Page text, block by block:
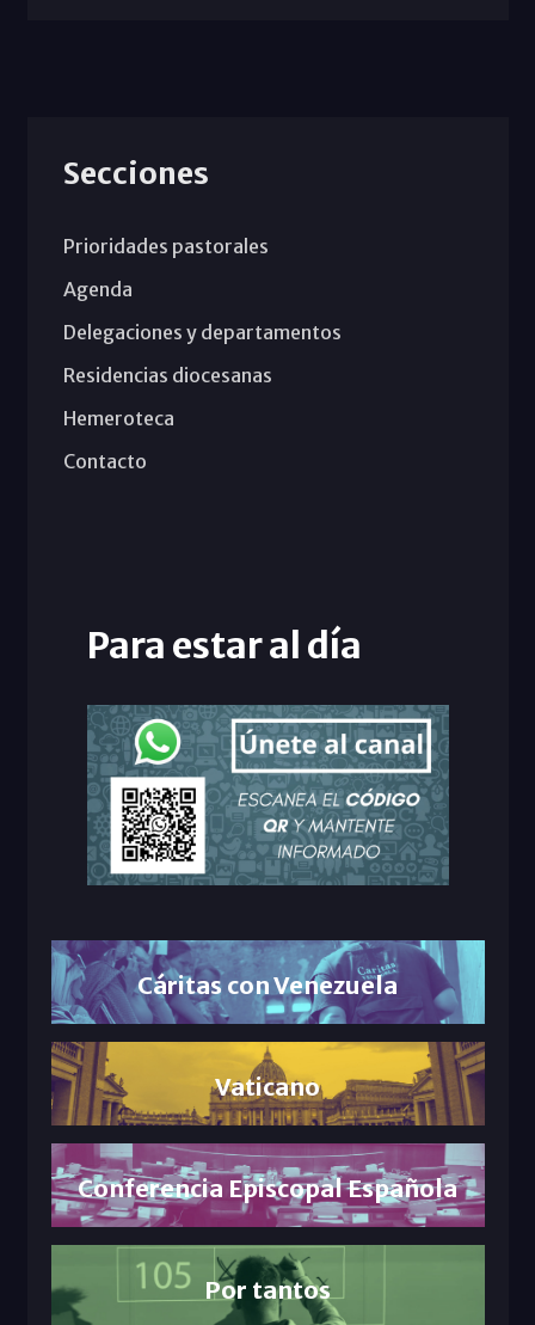
Secciones
Prioridades pastorales
Agenda
Delegaciones y departamentos
Residencias diocesanas
Hemeroteca
Contacto
Para estar al día
Cáritas con Venezuela
Vaticano
Conferencia Episcopal Española
Por tantos